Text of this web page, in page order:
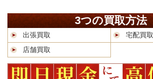
3つの買取方法
出張買取
宅配買取
店舗買取